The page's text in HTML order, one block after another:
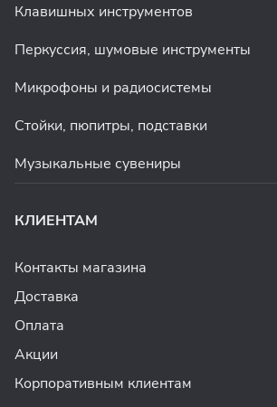
Клавишных инструментов
Перкуссия, шумовые инструменты
Микрофоны и радиосистемы
Стойки, пюпитры, подставки
Музыкальные сувениры
КЛИЕНТАМ
Контакты магазина
Доставка
Оплата
Акции
Корпоративным клиентам